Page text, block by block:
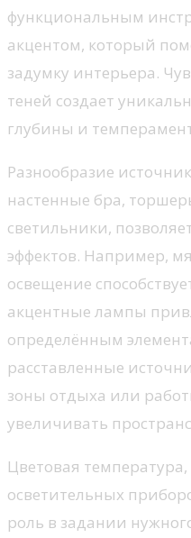
функциональным
акцентом, который
задумку интерьера.
теней создает
глубины и
Разнообразие
настенные бра,
светильники,
эффектов. Например,
освещение
акцентные лампы
определённым
расставленные
зоны отдыха или
увеличивать
Цветовая
осветительных
роль в задании